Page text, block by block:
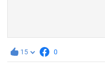
15 0